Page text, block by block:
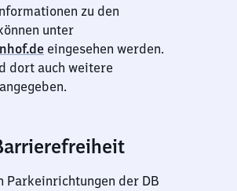
zu den
unter
eingesehen werden.
dort auch weitere
Parkeinrichtungen der DB